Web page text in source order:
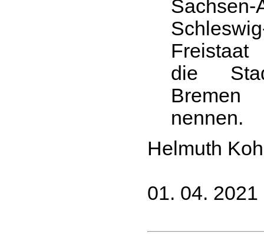
die
nennen.
Helmuth
01. 04. 2021